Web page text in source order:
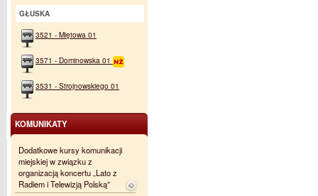
GŁUSKA
3521 - Miętowa 01
3571 - Dominowska 01
3531 - Strojnowskiego 01
KOMUNIKATY
Dodatkowe kursy komunikacji
miejskiej w związku z
organizacją koncertu „Lato z
Radiem i Telewizją Polską”